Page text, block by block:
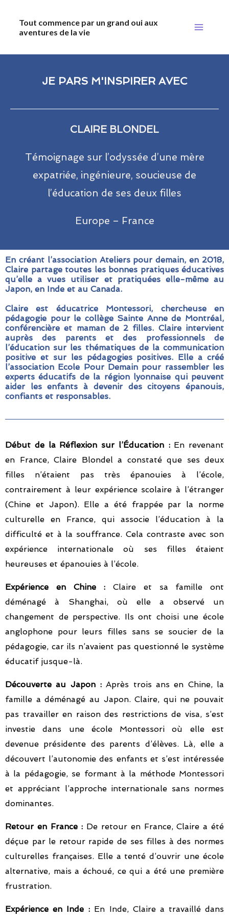
Tout commence par un grand oui aux
aventures de la vie
JE PARS M'INSPIRER AVEC
CLAIRE BLONDEL
Témoignage sur l’odyssée d’une mère
expatriée, ingénieure, soucieuse de
l’éducation de ses deux filles
Europe – France
En créant l’association Ateliers pour demain, en 2018,
Claire partage toutes les bonnes pratiques éducatives
qu’elle a vues utiliser et pratiquées elle-même au
Japon, en Inde et au Canada.
Claire est éducatrice Montessori, chercheuse en
pédagogie pour le collège Sainte Anne de Montréal,
conférencière et maman de 2 filles. Claire intervient
auprès des parents et des professionnels de
l’éducation sur les thématiques de la communication
positive et sur les pédagogies positives. Elle a créé
l’association Ecole Pour Demain pour rassembler les
experts éducatifs de la région lyonnaise qui peuvent
aider les enfants à devenir des citoyens épanouis,
confiants et responsables.
Début de la Réflexion sur l’Éducation :En revenant
en France, Claire Blondel a constaté que ses deux
filles n’étaient pas très épanouies à l’école,
contrairement à leur expérience scolaire à l’étranger
(Chine et Japon). Elle a été frappée par la norme
culturelle en France, qui associe l’éducation à la
difficulté et à la souffrance. Cela contraste avec son
expérience internationale où ses filles étaient
heureuses et épanouies à l’école.
Expérience en Chine : Claire et sa famille ont
déménagé à Shanghai, où elle a observé un
changement de perspective. Ils ont choisi une école
anglophone pour leurs filles sans se soucier de la
pédagogie, car ils n’avaient pas questionné le système
éducatif jusque-là.
Découverte au Japon : Après trois ans en Chine, la
famille a déménagé au Japon. Claire, qui ne pouvait
pas travailler en raison des restrictions de visa, s’est
investie dans une école Montessori où elle est
devenue présidente des parents d’élèves. Là, elle a
découvert l’autonomie des enfants et s’est intéressée
à la pédagogie, se formant à la méthode Montessori
et appréciant l’approche internationale sans normes
dominantes.
Retour en France : De retour en France, Claire a été
déçue par le retour rapide de ses filles à des normes
culturelles françaises. Elle a tenté d’ouvrir une école
alternative, mais a échoué, ce qui a été une première
frustration.
Expérience en Inde : En Inde, Claire a travaillé dans